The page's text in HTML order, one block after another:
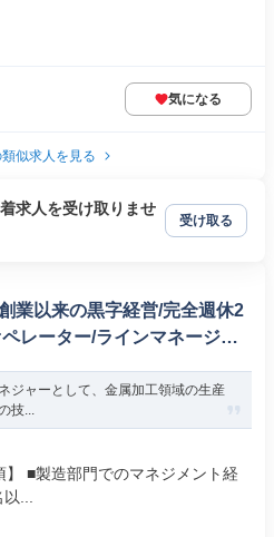
気になる
似求人を見る
求人を受け取りませ
受け取る
業以来の黒字経営/完全週休2
レーター/ラインマネージャ
ジャーとして、金属加工領域の生産
技...
■製造部門でのマネジメント経
...